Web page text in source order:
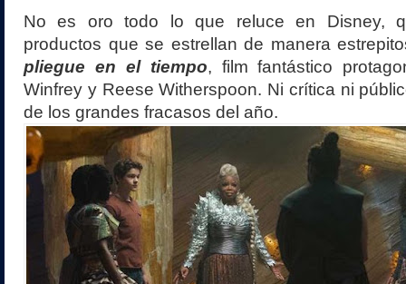
No es oro todo lo que reluce en Disney,
productos que se estrellan de manera
pliegue en el tiempo, film fantástico
Winfrey y Reese Witherspoon. Ni crítica ni
de los grandes fracasos del año.